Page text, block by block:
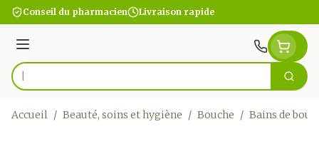
Aller au contenu
Conseil du pharmacien Livraison rapide
Menu
Rechercher
Accueil / Beauté, soins et hygiène / Bouche / Bains de